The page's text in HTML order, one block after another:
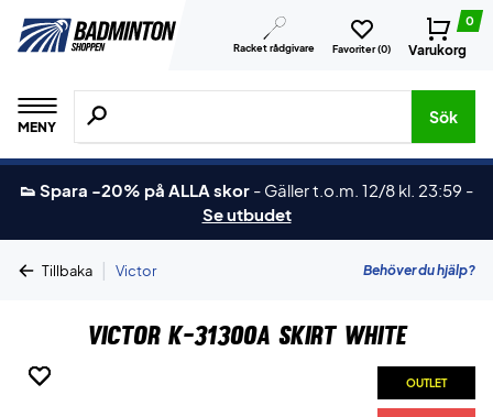
Racket rådgivare Favoriter (0)
0
Varukorg
MENY
Sök efter produkter, märken osv.
Sök
👟 Spara -20% på ALLA skor - Gäller t.o.m. 12/8 kl. 23:59 -
Se utbudet
Tillbaka | Victor Behöver du hjälp?
Victor K-31300A Skirt White
OUTLET
OUTLET
OUTLET